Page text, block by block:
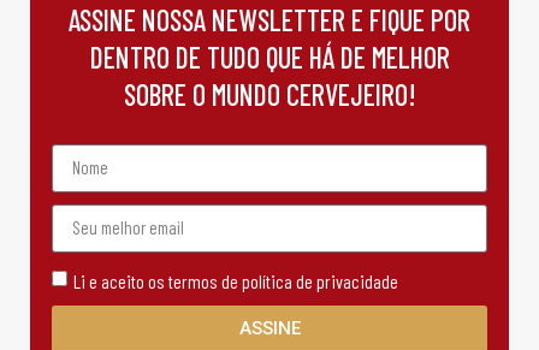
ASSINE NOSSA NEWSLETTER E FIQUE POR
DENTRO DE TUDO QUE HÁ DE MELHOR
SOBRE O MUNDO CERVEJEIRO!
Li e aceito os termos de política de privacidade
ASSINE